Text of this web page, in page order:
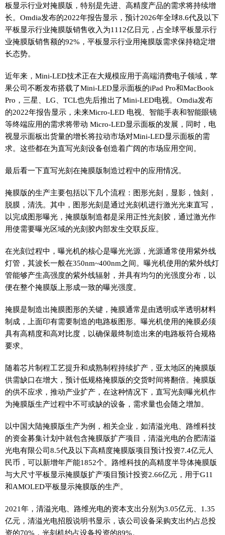
板显示行业对掩膜版，特别是先进、高精度产品的需求将持续增
长。Omdia发布的2022年报告显示，预计2026年全球8.6代及以下
平板显示行业掩膜版销售收入为1112亿日元，占全球平板显示行
业掩膜版销售额的92%，平板显示行业用掩膜版需求保持稳定增
长态势。
近年来，Mini-LED技术正在大规模应用于高端消费电子领域，苹
果公司不断发布搭载了Mini-LED显示面板的iPad Pro和MacBook
Pro，三星、LG、TCL也先后推出了Mini-LED电视。Omdia发布
的2022年报告显示，未来Micro-LED 电视、智能手表和智能眼镜
等终端应用的需求将带动 Micro-LED显示面板的发展，同时，电
视显示面板出货量的增长将拉动市场对Mini-LED显示面板的需
求。这些都在为直写光刻设备创造着广阔的市场应用空间。
最后看一下直写光刻在掩膜版制造过程中的应用情况。
掩膜版的生产主要包括以下几个流程：图形光刻，显影，蚀刻，
脱膜，清洗。其中，图形光刻是通过光刻机进行激光光束直写，
以完成图形曝光，掩膜版制造都是采用正性光刻胶，通过激光作
用使需要曝光区域的光刻胶内部发生交联反应。
在光刻过程中，曝光机的核心是曝光光源，光源通常使用紫外线
灯管，其波长一般在350nm~400nm之间。曝光机使用的紫外线灯
管能够产生高强度的紫外线辐射，并具有均匀的光强度分布，以
便在整个掩膜版上形成一致的曝光强度。
掩膜是制造出掩膜图形的关键，掩膜通常是由透明或半透明材料
制成，上面印有需要制造的电路板图形。曝光机使用的掩膜必须
具有高精度和高对比度，以确保最终制造出来的电路板符合规格
要求。
随着芯片制程工艺提升和成熟制程持续扩产，亚太地区的掩膜版
供需缺口在增大，预计低规格掩膜版的交货时间将翻倍。掩膜版
的供不应求，推动产业扩产，在这种情况下，直写光刻曝光机作
为掩膜版生产过程中不可或缺的设备，需求量也会随之增加。
以中国大陆掩膜版生产为例，相关企业，如清溢光电、路维科技
的资金募集计划中就包含掩膜版扩产项目，清溢光电的合肥清溢
光电有限公司8.5代及以下高精度掩膜版项目预计投资7.4亿元人
民币，可以新增年产能1852个。路维科技的高精度半导体掩膜版
与大尺寸平板显示掩膜版扩产项目预计投资2.66亿元，用于G11
和AMOLED平板显示掩膜版的生产。
2021年，清溢光电、路维光电的资本支出分别为3.05亿元、1.35
亿元，清溢光电招股说明书显示，该公司设备采购支出约占总投
资的70%，光刻机约占设备投资的89%。